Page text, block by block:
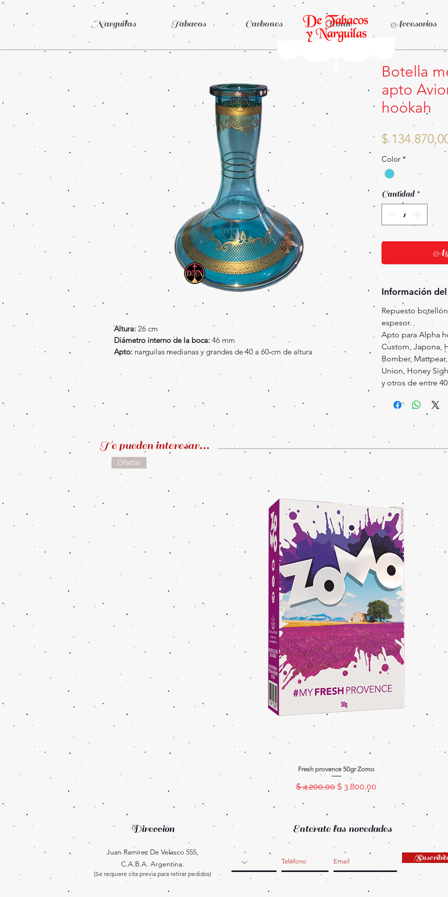
Narguilas Tabacos Carbones Home Accesorios
Altura:26 cm
Diámetro interno de la boca:46 mm
Apto:narguilas medianas y grandes de 40 a 60 cm de altura
Botella
apto
hookah
$
Color *
Cantidad *
Información
Repuesto
espesor.
Apto para Alpha
Custom, Japona,
Bomber,
Union, Honey
y otros de entre
Oferta!
Fresh provence 50gr Zomo
Precio
$ 4.200,00 Precio de oferta
$ 3.800,00
Te pueden interesar...
Dirección
Juan Ramírez De Velasco 555,
C.A.B.A. Argentina.
(Se requiere cita previa para retirar pedidos)
Enterate las novedades